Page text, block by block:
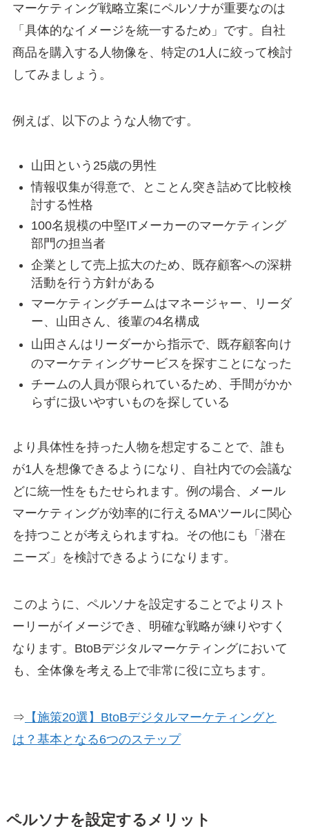
マーケティング戦略立案にペルソナが重要なのは
「具体的なイメージを統一するため」です。自社
商品を購入する人物像を、特定の1人に絞って検討
してみましょう。
例えば、以下のような人物です。
山田という25歳の男性
情報収集が得意で、とことん突き詰めて比較検
討する性格
100名規模の中堅ITメーカーのマーケティング
部門の担当者
企業として売上拡大のため、既存顧客への深耕
活動を行う方針がある
マーケティングチームはマネージャー、リーダ
ー、山田さん、後輩の4名構成
山田さんはリーダーから指示で、既存顧客向け
のマーケティングサービスを探すことになった
チームの人員が限られているため、手間がかか
らずに扱いやすいものを探している
より具体性を持った人物を想定することで、誰も
が1人を想像できるようになり、自社内での会議な
どに統一性をもたせられます。例の場合、メール
マーケティングが効率的に行えるMAツールに関心
を持つことが考えられますね。その他にも「潜在
ニーズ」を検討できるようになります。
このように、ペルソナを設定することでよりスト
ーリーがイメージでき、明確な戦略が練りやすく
なります。BtoBデジタルマーケティングにおいて
も、全体像を考える上で非常に役に立ちます。
⇒ 【施策20選】BtoBデジタルマーケティングと
は？基本となる6つのステップ
ペルソナを設定するメリット